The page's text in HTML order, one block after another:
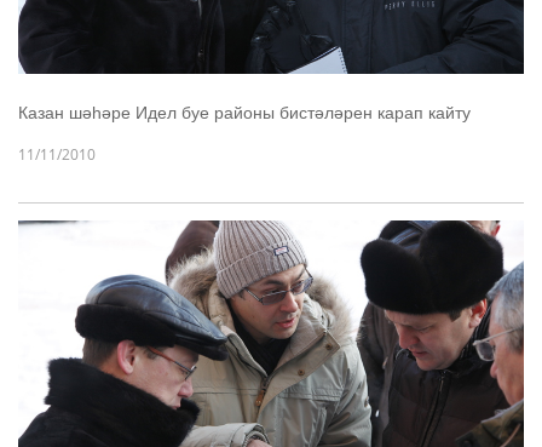
Казан шәһәре Идел буе районы бистәләрен карап кайту
11/11/2010